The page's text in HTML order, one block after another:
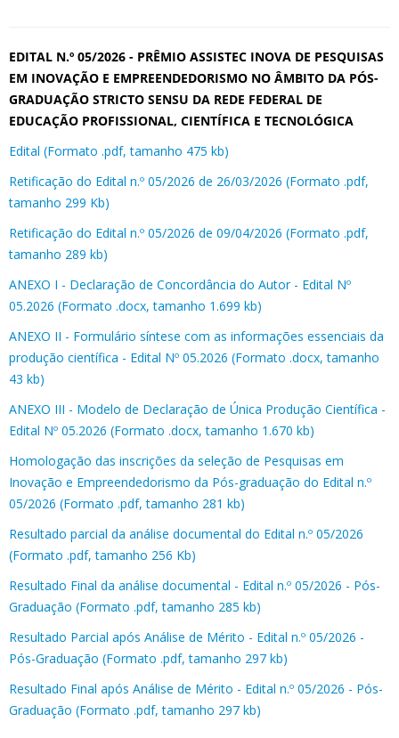
EDITAL N.º 05/2026 - PRÊMIO ASSISTEC INOVA DE PESQUISAS
EM INOVAÇÃO E EMPREENDEDORISMO NO ÂMBITO DA PÓS-
GRADUAÇÃO STRICTO SENSU DA REDE FEDERAL DE
EDUCAÇÃO PROFISSIONAL, CIENTÍFICA E TECNOLÓGICA
Edital (Formato .pdf, tamanho 475 kb)
Retificação do Edital n.º 05/2026 de 26/03/2026 (Formato .pdf,
tamanho 299 Kb)
Retificação do Edital n.º 05/2026 de 09/04/2026 (Formato .pdf,
tamanho 289 kb)
ANEXO I - Declaração de Concordância do Autor - Edital Nº
05.2026 (Formato .docx, tamanho 1.699 kb)
ANEXO II - Formulário síntese com as informações essenciais da
produção científica - Edital Nº 05.2026 (Formato .docx, tamanho
43 kb)
ANEXO III - Modelo de Declaração de Única Produção Científica -
Edital Nº 05.2026 (Formato .docx, tamanho 1.670 kb)
Homologação das inscrições da seleção de Pesquisas em
Inovação e Empreendedorismo da Pós-graduação do Edital n.º
05/2026 (Formato .pdf, tamanho 281 kb)
Resultado parcial da análise documental do Edital n.º 05/2026
(Formato .pdf, tamanho 256 Kb)
Resultado Final da análise documental - Edital n.º 05/2026 - Pós-
Graduação (Formato .pdf, tamanho 285 kb)
Resultado Parcial após Análise de Mérito - Edital n.º 05/2026 -
Pós-Graduação (Formato .pdf, tamanho 297 kb)
Resultado Final após Análise de Mérito - Edital n.º 05/2026 - Pós-
Graduação (Formato .pdf, tamanho 297 kb)